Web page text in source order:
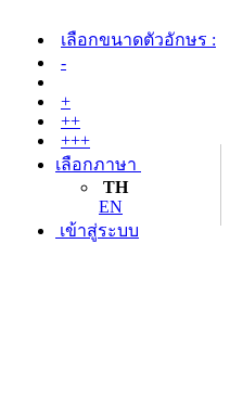
เลือกขนาดตัวอักษร :
-
+
++
+++
เลือกภาษา
TH
EN
เข้าสู่ระบบ